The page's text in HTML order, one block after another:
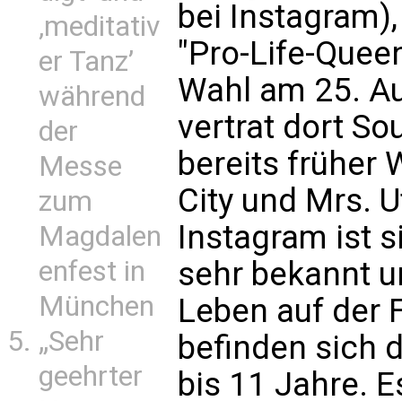
‚meditativ
er Tanz’
während
der
Messe
zum
Magdalen
enfest in
München
„Sehr
geehrter
bei
"Pro-Life-
Wahl am 25.
vertrat dort
bereits früher
City und Mrs.
Instagram ist
sehr bekannt
Leben auf der
befinden sich
bis 11 Jahre.